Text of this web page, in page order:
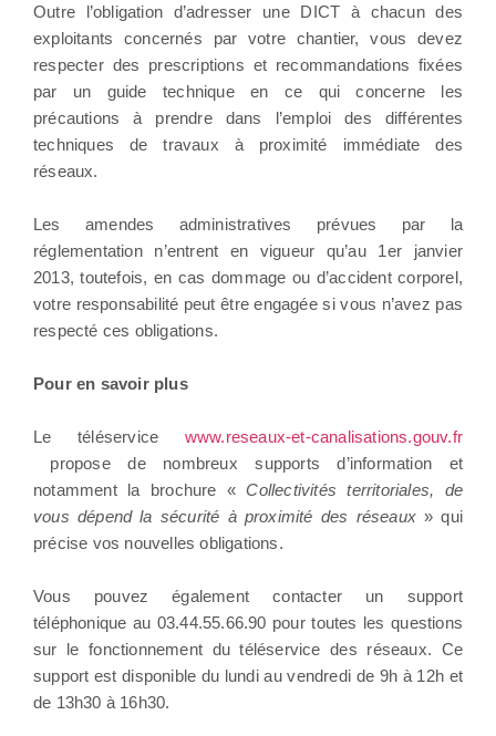
Outre l’obligation d’adresser une DICT à chacun des
exploitants concernés par votre chantier, vous devez
respecter des prescriptions et recommandations fixées
par un guide technique en ce qui concerne les
précautions à prendre dans l’emploi des différentes
techniques de travaux à proximité immédiate des
réseaux.
Les amendes administratives prévues par la
réglementation n’entrent en vigueur qu’au 1er janvier
2013, toutefois, en cas dommage ou d’accident corporel,
votre responsabilité peut être engagée si vous n’avez pas
respecté ces obligations.
Pour en savoir plus
Le téléservice www.reseaux-et-canalisations.gouv.fr
propose de nombreux supports d’information et
notamment la brochure «Collectivités territoriales, de
vous dépend la sécurité à proximité des réseaux» qui
précise vos nouvelles obligations.
Vous pouvez également contacter un support
téléphonique au 03.44.55.66.90 pour toutes les questions
sur le fonctionnement du téléservice des réseaux. Ce
support est disponible du lundi au vendredi de 9h à 12h et
de 13h30 à 16h30.